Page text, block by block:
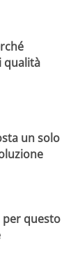
qualità
un solo
per questo